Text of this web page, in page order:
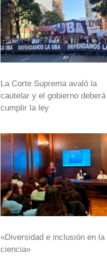
La Corte Suprema avaló la
cautelar y el gobierno deberá
cumplir la ley
«Diversidad e inclusión en la
ciencia»